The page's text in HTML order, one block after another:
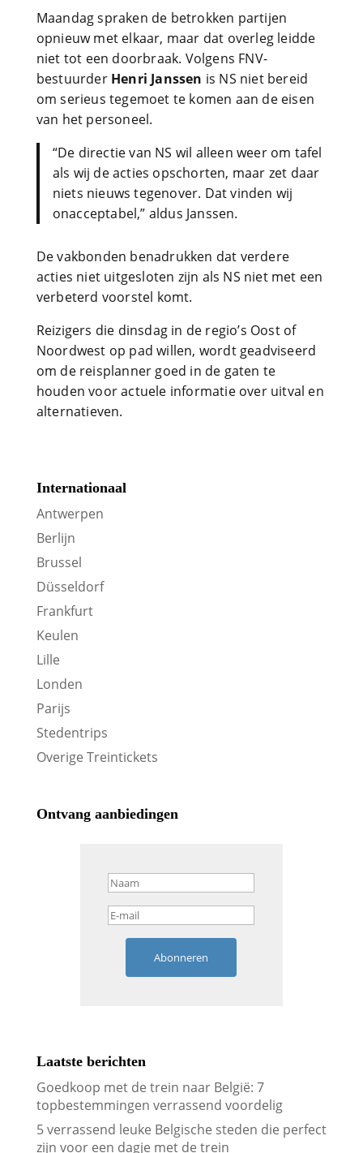
Maandag spraken de betrokken partijen
opnieuw met elkaar, maar dat overleg leidde
niet tot een doorbraak. Volgens FNV-
bestuurder Henri Janssen is NS niet bereid
om serieus tegemoet te komen aan de eisen
van het personeel.
“De directie van NS wil alleen weer om tafel
als wij de acties opschorten, maar zet daar
niets nieuws tegenover. Dat vinden wij
onacceptabel,” aldus Janssen.
De vakbonden benadrukken dat verdere
acties niet uitgesloten zijn als NS niet met een
verbeterd voorstel komt.
Reizigers die dinsdag in de regio’s Oost of
Noordwest op pad willen, wordt geadviseerd
om de reisplanner goed in de gaten te
houden voor actuele informatie over uitval en
alternatieven.
Internationaal
Antwerpen
Berlijn
Brussel
Düsseldorf
Frankfurt
Keulen
Lille
Londen
Parijs
Stedentrips
Overige Treintickets
Ontvang aanbiedingen
Abonneren
Laatste berichten
Goedkoop met de trein naar België: 7
topbestemmingen verrassend voordelig
5 verrassend leuke Belgische steden die perfect
zijn voor een dagje met de trein